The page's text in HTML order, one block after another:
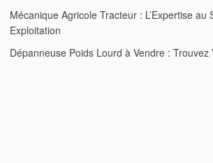
Mécanique Agricole Tracteur : L’Expertise au
Exploitation
Dépanneuse Poids Lourd à Vendre :